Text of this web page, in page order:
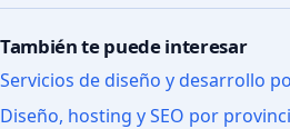
También te puede interesar
Servicios de diseño y desarrollo
Diseño, hosting y SEO por